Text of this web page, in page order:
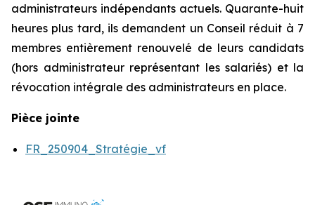
administrateurs indépendants actuels. Quarante-huit
heures plus tard, ils demandent un Conseil réduit à 7
membres entièrement renouvelé de leurs candidats
(hors administrateur représentant les salariés) et la
révocation intégrale des administrateurs en place.
Pièce jointe
FR_250904_Stratégie_vf